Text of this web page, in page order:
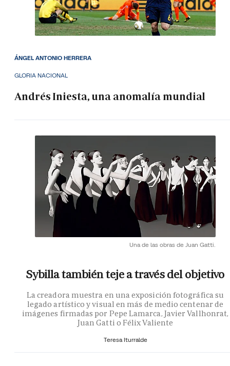
GLORIA NACIONAL
Andrés Iniesta, una anomalía mundial
ÁNGEL ANTONIO HERRERA
Una de las obras de Juan Gatti.
Sybilla también teje a través del objetivo
La creadora muestra en una exposición fotográfica su
legado artístico y visual en más de medio centenar de
imágenes firmadas por Pepe Lamarca, Javier Vallhonrat,
Juan Gatti o Félix Valiente
Teresa Iturralde